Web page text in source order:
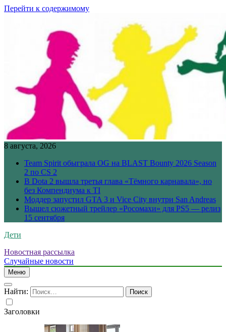
Перейти к содержимому
8 августа, 2026
Team Spirit обыграла OG на BLAST Bounty 2026 Season
2 по CS 2
В Dota 2 вышла третья глава «Тёмного карнавала», но
без Компендиума к TI
Моддер запустил GTA 3 и Vice City внутри San Andreas
Вышел сюжетный трейлер «Росомахи» для PS5 — релиз
15 сентября
Дети
Новостная рассылка
Случайные новости
Меню
Найти:
Заголовки